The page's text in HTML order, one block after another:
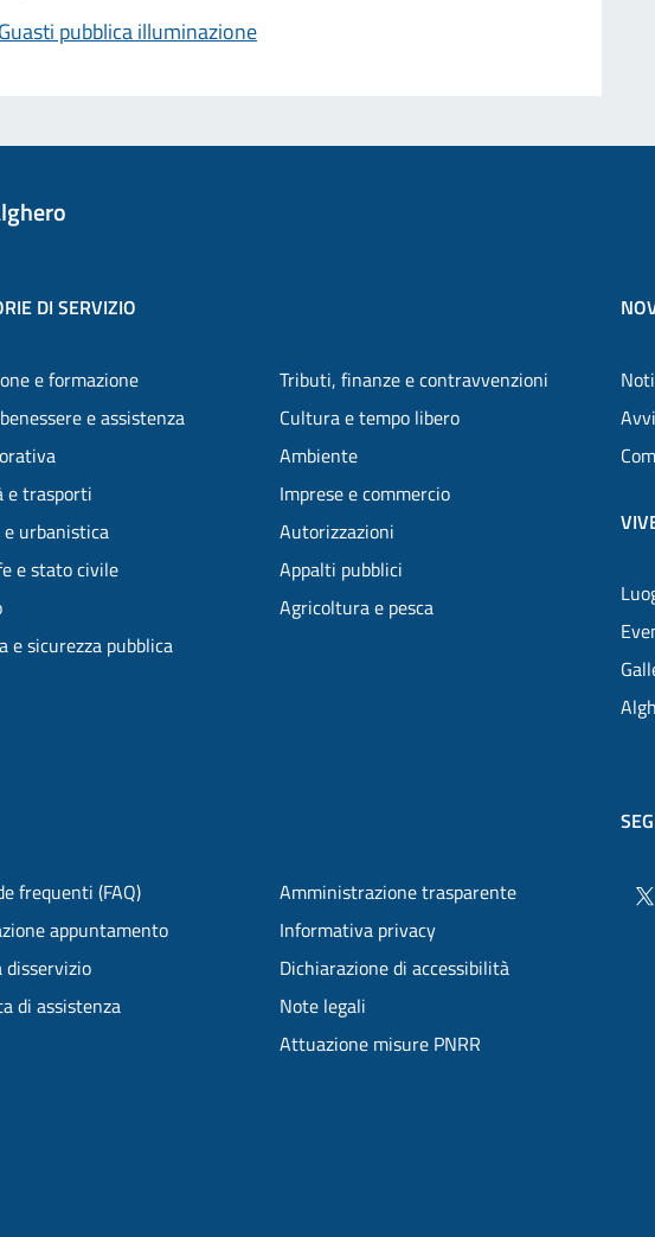
pubblica illuminazione
DI SERVIZIO
e formazione
e assistenza
e trasporti
urbanistica
e stato civile
e sicurezza pubblica
Tributi, finanze e contravvenzioni
Cultura e tempo libero
Ambiente
Imprese e commercio
Autorizzazioni
Appalti pubblici
Agricoltura e pesca
frequenti (FAQ)
appuntamento
disservizio
di assistenza
Amministrazione trasparente
Informativa privacy
Dichiarazione di accessibilità
Note legali
Attuazione misure PNRR